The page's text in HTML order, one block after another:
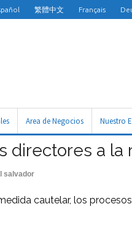
繁體中文 Français
Area de Negocios Nuestro
directores a la
salvador
cautelar, los